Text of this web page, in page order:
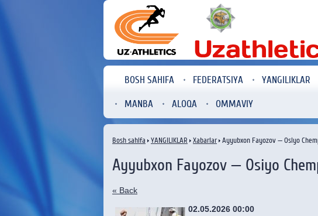
BOSH SAHIFA FEDERATSIYA YANGILIKLAR
MANBA ALOQA OMMAVIY
Bosh sahifa YANGILIKLAR Xabarlar Ayyubxon Fayozov — Osiyo
Ayyubxon Fayozov — Osiyo
« Back
02.05.2026 00:00